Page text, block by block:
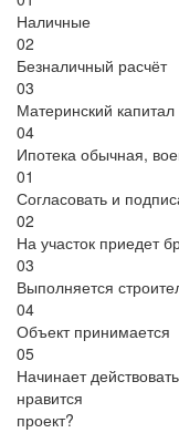
Наличные
02
Безналичный расчёт
03
Материнский капитал
04
Ипотека обычная,
01
Согласовать и
02
На участок приедет
03
Выполняется
04
Объект принимается
05
Начинает
нравится
проект?